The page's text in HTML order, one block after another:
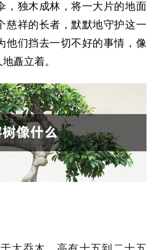
，独木成林，将一大片的地面
慈祥的长者，默默地守护这一
他们挡去一切不好的事情，像
矗立着。